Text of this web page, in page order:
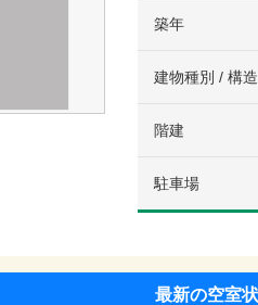
築年
建物種別 / 構造
階建
駐車場
最新の空室